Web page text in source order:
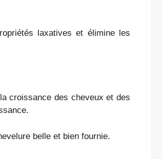
laxatives et élimine les
croissance des cheveux et des
belle et bien fournie.